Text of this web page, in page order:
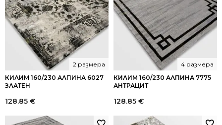
КИЛИМ 160/230 АЛПИНА 6027
ЗЛАТЕН
2 размера
128.85 €
КИЛИМ 160/230 АЛПИНА 7775
АНТРАЦИТ
4 размера
128.85 €